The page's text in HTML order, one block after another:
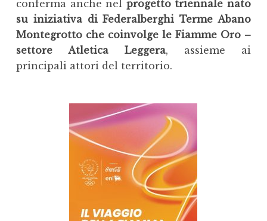
conferma anche nel progetto triennale nato
su iniziativa di Federalberghi Terme Abano
Montegrotto che coinvolge le Fiamme Oro –
settore Atletica Leggera, assieme ai
principali attori del territorio.